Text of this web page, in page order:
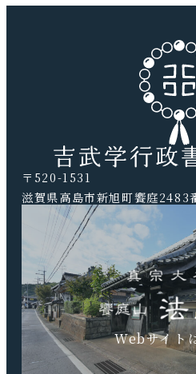
〒520-1531
滋賀県高島市新旭町饗庭2483
TEL.0740-20-9041
Webサイト